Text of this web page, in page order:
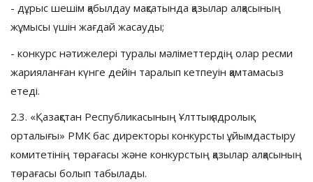
- дұрыс шешім қабылдау мақсатында қазылар алқасының
жұмысы үшін жағдай жасауды;
- конкурс нәтижелері туралы мәліметтердің олар ресми
жарияланған күнге дейін таралып кетпеуін қамтамасыз
етеді.
2.3. «Қазақстан Республикасының Ұлттық ядролық
орталығы» РМК бас директоры конкурсты ұйымдастыру
комитетінің төрағасы және конкурстың қазылар алқасының
төрағасы болып табылады.